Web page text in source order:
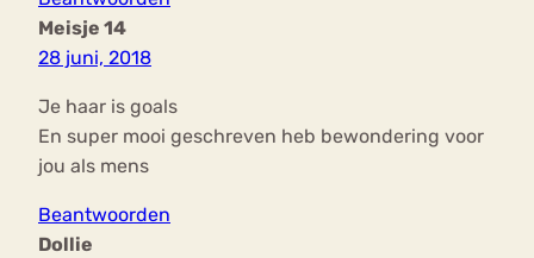
Meisje 14
28 juni, 2018
Je haar is goals
En super mooi geschreven heb bewondering voor
jou als mens
Beantwoorden
Dollie